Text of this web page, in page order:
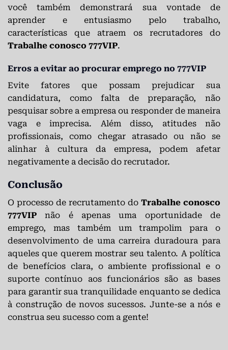
você também demonstrará sua vontade de
aprender e entusiasmo pelo trabalho,
características que atraem os recrutadores do
Trabalhe conosco 777VIP.
Erros a evitar ao procurar emprego no 777VIP
Evite fatores que possam prejudicar sua
candidatura, como falta de preparação, não
pesquisar sobre a empresa ou responder de maneira
vaga e imprecisa. Além disso, atitudes não
profissionais, como chegar atrasado ou não se
alinhar à cultura da empresa, podem afetar
negativamente a decisão do recrutador.
Conclusão
O processo de recrutamento do Trabalhe conosco
777VIP não é apenas uma oportunidade de
emprego, mas também um trampolim para o
desenvolvimento de uma carreira duradoura para
aqueles que querem mostrar seu talento. A política
de benefícios clara, o ambiente profissional e o
suporte contínuo aos funcionários são as bases
para garantir sua tranquilidade enquanto se dedica
à construção de novos sucessos. Junte-se a nós e
construa seu sucesso com a gente!